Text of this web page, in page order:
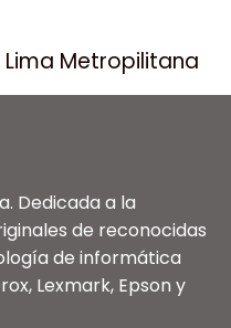
Lima Metropilitana
Dedicada a la
de reconocidas
de informática
Lexmark, Epson y